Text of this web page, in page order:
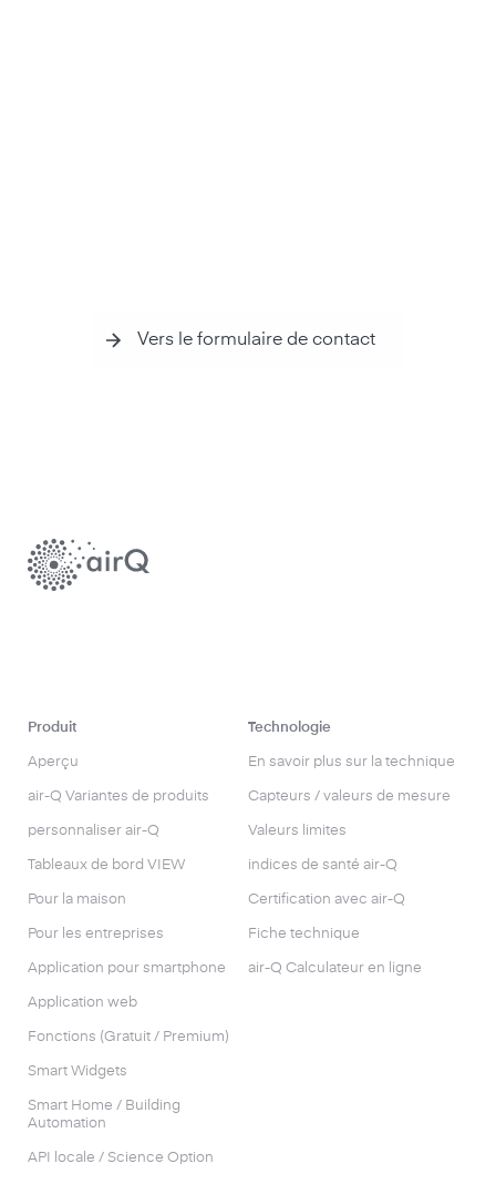
Vers le formulaire de contact
Produit
Aperçu
air-Q Variantes de produits
personnaliser air-Q
Tableaux de bord VIEW
Pour la maison
Pour les entreprises
Application pour smartphone
Application web
Fonctions (Gratuit / Premium)
Smart Widgets
Smart Home / Building
Automation
API locale / Science Option
Technologie
En savoir plus sur la technique
Capteurs / valeurs de mesure
Valeurs limites
indices de santé air-Q
Certification avec air-Q
Fiche technique
air-Q Calculateur en ligne